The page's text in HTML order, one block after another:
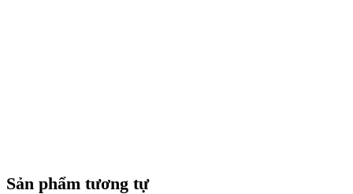
Sản phẩm tương tự